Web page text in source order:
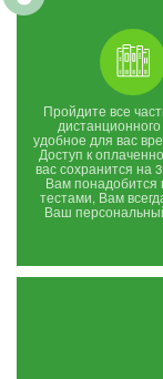
Пройдите все
дистанционного
удобное для вас
Доступ к
вас сохранится на
Вам понадобится
тестами, Вам
Ваш